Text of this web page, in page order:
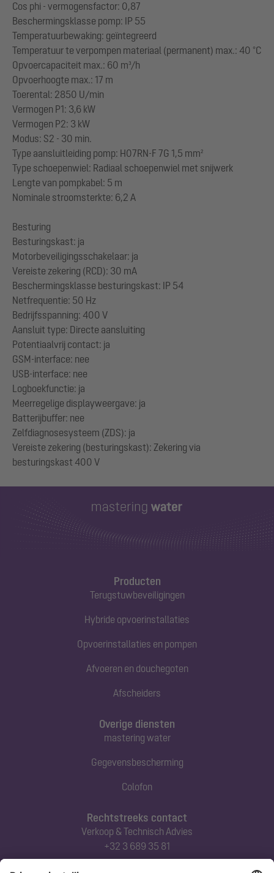
Cos phi - vermogensfactor: 0,87
Beschermingsklasse pomp: IP 55
Temperatuurbewaking: geïntegreerd
Temperatuur te verpompen materiaal (permanent) max.: 40 °C
Opvoercapaciteit max.: 60 m³/h
Opvoerhoogte max.: 17 m
Toerental: 2850 U/min
Vermogen P1: 3,6 kW
Vermogen P2: 3 kW
Modus: S2 - 30 min.
Type aansluitleiding pomp: H07RN-F 7G 1,5 mm²
Type schoepenwiel: Radiaal schoepenwiel met snijwerk
Lengte van pompkabel: 5 m
Nominale stroomsterkte: 6,2 A
Besturing
Besturingskast: ja
Motorbeveiligingsschakelaar: ja
Vereiste zekering (RCD): 30 mA
Beschermingsklasse besturingskast: IP 54
Netfrequentie: 50 Hz
Bedrijfsspanning: 400 V
Aansluit type: Directe aansluiting
Potentiaalvrij contact: ja
GSM-interface: nee
USB-interface: nee
Logboekfunctie: ja
Meerregelige displayweergave: ja
Batterijbuffer: nee
Zelfdiagnosesysteem (ZDS): ja
Vereiste zekering (besturingskast): Zekering via
Producten
Terugstuwbeveiligingen
Hybride opvoerinstallaties
Opvoerinstallaties en pompen
Afvoeren en douchegoten
Afscheiders
Rechtstreeks contact
Verkoop & Technisch Advies
+32 3 689 35 81
Overige diensten
mastering water
Gegevensbescherming
Colofon